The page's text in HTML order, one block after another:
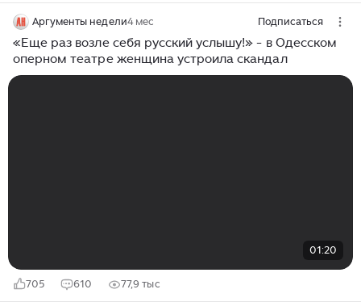
Аргументы недели4 мес Подписаться
«Еще раз возле себя русский услышу!» - в Одесском
оперном театре женщина устроила скандал
01:20
705 610 77,9 тыс